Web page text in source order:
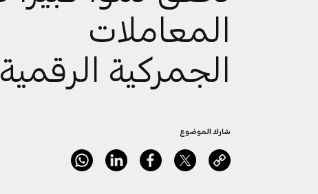
المعاملات
الجمركية الرقمية
شارك الموضوع